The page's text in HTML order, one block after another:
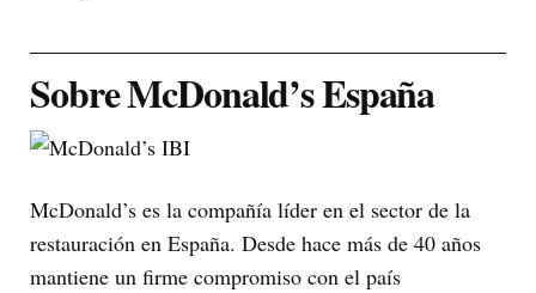
Sobre McDonald’s España
McDonald’s es la compañía líder en el sector de la
restauración en España. Desde hace más de 40 años
mantiene un firme compromiso con el país